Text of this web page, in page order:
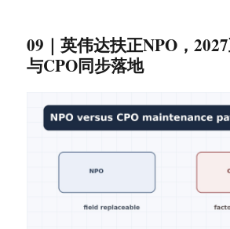
09｜英伟达扶正NPO，
与CPO同步落地